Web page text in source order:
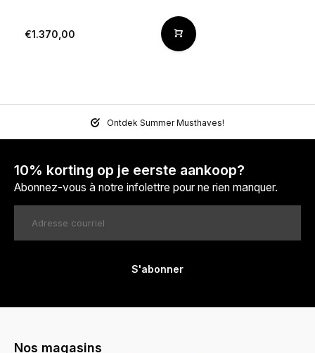
€1.370,00
Ontdek Summer Musthaves!
10% korting op je eerste aankoop?
Abonnez-vous à notre infolettre pour ne rien manquer.
S'abonner
Nos magasins